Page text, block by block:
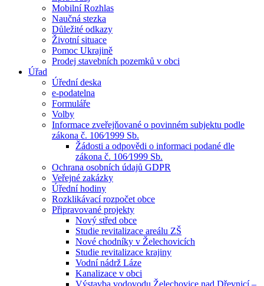
Mobilní Rozhlas
Naučná stezka
Důležité odkazy
Životní situace
Pomoc Ukrajině
Prodej stavebních pozemků v obci
Úřad
Úřední deska
e-podatelna
Formuláře
Volby
Informace zveřejňované o povinném subjektu podle
zákona č. 106⁄1999 Sb.
Žádosti a odpovědi o informaci podané dle
zákona č. 106⁄1999 Sb.
Ochrana osobních údajů GDPR
Veřejné zakázky
Úřední hodiny
Rozklikávací rozpočet obce
Připravované projekty
Nový střed obce
Studie revitalizace areálu ZŠ
Nové chodníky v Želechovicích
Studie revitalizace krajiny
Vodní nádrž Láze
Kanalizace v obci
Výstavba vodovodu Želechovice nad Dřevnicí –